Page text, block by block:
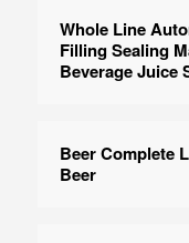
Whole Line
Filling Sealing
Beverage Juice
Beer Complete
Beer